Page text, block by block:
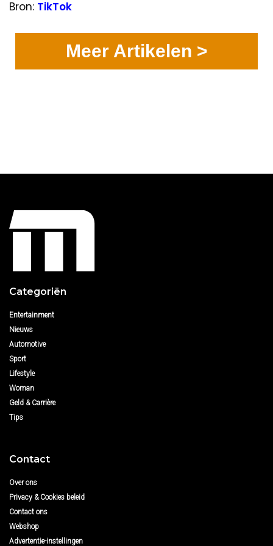
Bron: TikTok
Meer Artikelen >
Categoriën
Entertainment
Nieuws
Automotive
Sport
Lifestyle
Woman
Geld & Carrière
Tips
Contact
Over ons
Privacy & Cookies beleid
Contact ons
Webshop
Advertentie-instellingen